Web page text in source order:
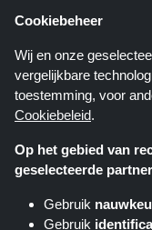
Kortingscop.nl is een
affiliate netwerken.
van het bestelproces
Cookiebeheer
Wij en onze
vergelijkbare
toestemming, voor
Cookiebeleid.
Op het gebied van
geselecteerde
Gebruik
Gebruik